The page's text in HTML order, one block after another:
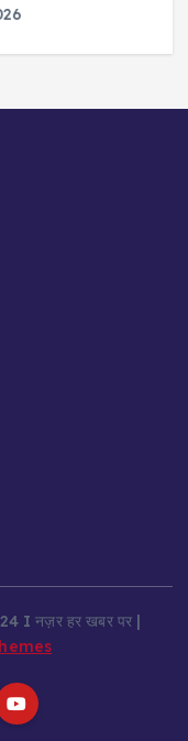
I नज़र हर खबर पर |